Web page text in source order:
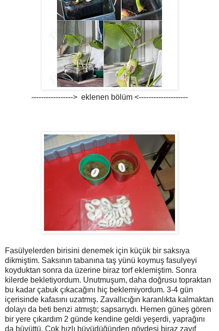
-----------------> eklenen bölüm <--------------------
Fasülyelerden birisini denemek için küçük bir saksıya
dikmiştim. Saksının tabanına taş yünü koymuş fasulyeyi
koyduktan sonra da üzerine biraz torf eklemiştim. Sonra
kilerde bekletiyordum. Unutmuşum, daha doğrusu topraktan
bu kadar çabuk çıkacağını hiç beklemiyordum. 3-4 gün
içerisinde kafasını uzatmış. Zavallıcığın karanlıkta kalmaktan
dolayı da beti benzi atmıştı; sapsarıydı. Hemen güneş gören
bir yere çıkardım 2 günde kendine geldi yeşerdi, yaprağını
da büyüttü. Çok hızlı büyüdüğünden gövdesi biraz zayıf